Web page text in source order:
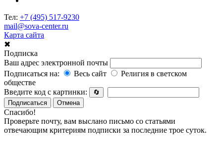
Тел: +7 (495) 517-9230
mail@sova-center.ru
Карта сайта
✖
Подписка
Ваш адрес электронной почты
Подписаться на:
Весь сайт
Религия в светском
обществе
Введите код с картинки:
🔄
Подписаться
Отмена
Спасибо!
Проверьте почту, вам выслано письмо со статьями
отвечающим критериям подписки за последние трое суток.